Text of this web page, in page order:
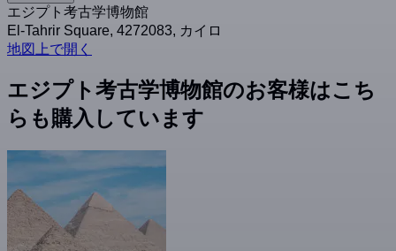
エジプト考古学博物館
El-Tahrir Square, 4272083, カイロ
地図上で開く
エジプト考古学博物館のお客様はこち
らも購入しています